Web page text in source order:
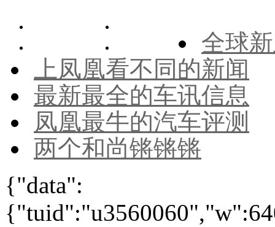
全球
上凤凰看不同的新闻
最新最全的车讯信息
凤凰最牛的汽车评测
两个和尚锵锵锵
{"data":